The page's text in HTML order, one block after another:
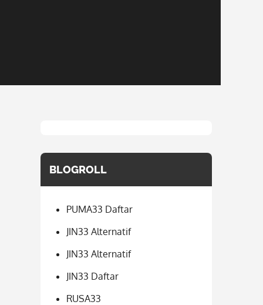
BLOGROLL
PUMA33 Daftar
JIN33 Alternatif
JIN33 Alternatif
JIN33 Daftar
RUSA33